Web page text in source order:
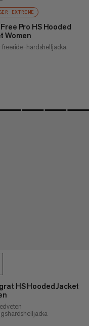
EXTREME
Pro HS Hooded
Women
freeride-hardshelljacka.
HS Hooded Jacket